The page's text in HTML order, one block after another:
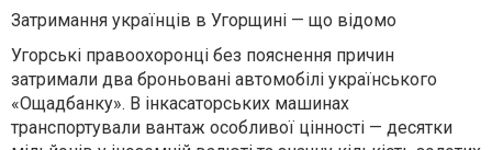
Затримання українців в Угорщині — що відомо
Угорські правоохоронці без пояснення причин
затримали два броньовані автомобілі українського
«Ощадбанку». В інкасаторських машинах
транспортували вантаж особливої цінності — десятки